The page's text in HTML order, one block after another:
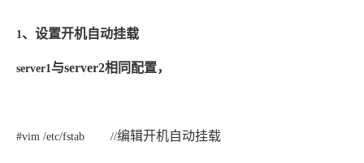
1 、设置开机自动挂载
server1 与server2相同配置，
#vim /etc/fstab //编辑开机自动挂载